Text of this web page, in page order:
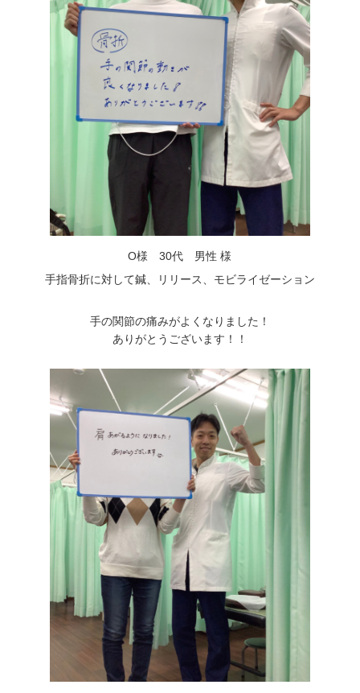
O様 30代 男性 様
手指骨折に対して鍼、リリース、モビライゼーション
手の関節の痛みがよくなりました！
ありがとうございます！！